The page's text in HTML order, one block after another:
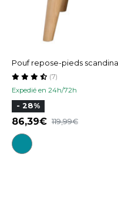
Pouf repose-pieds
Expedié en 24h/72h
(7)
- 28%
86,39 119,99